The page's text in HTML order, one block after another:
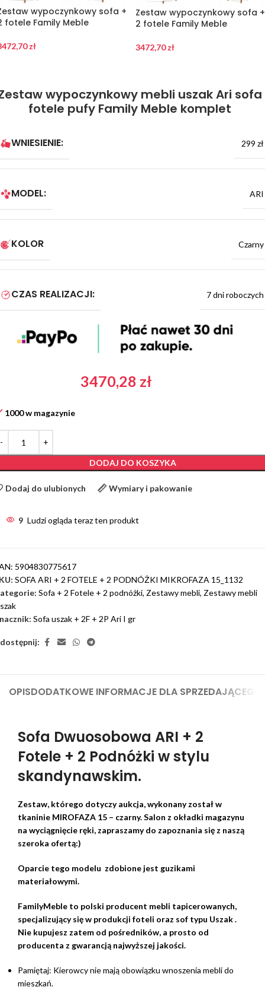
wypoczynkowy sofa +
fotele Family Meble
zł
Zestaw wypoczynkowy sofa +
2 fotele Family Meble
3472,70zł
wypoczynkowy mebli uszak Ari sofa
fotele pufy Family Meble komplet
WNIESIENIE: 299 zł
MODEL: ARI
KOLOR Czarny
CZAS REALIZACJI: 7 dni roboczych
3470,28 zł
1000 w magazynie
DODAJ DO KOSZYKA
Dodaj do ulubionych Wymiary i pakowanie
9 Ludzi ogląda teraz ten produkt
5904830775617
SOFA ARI + 2 FOTELE + 2 PODNÓŻKI MIKROFAZA 15_1132
Sofa + 2 Fotele + 2 podnóżki, Zestawy mebli, Zestawy mebli
Sofa uszak + 2F + 2P Ari I gr
OPISDODATKOWE INFORMACJE DLA SPRZEDAJĄCEGO
Sofa Dwuosobowa ARI + 2
Fotele + 2 Podnóżki w stylu
skandynawskim.
Zestaw, którego dotyczy aukcja, wykonany został w
tkaninie MIROFAZA 15 – czarny. Salon z okładki magazynu
na wyciągnięcie ręki, zapraszamy do zapoznania się z naszą
szeroka ofertą:)
Oparcie tego modelu zdobione jest guzikami
materiałowymi.
FamilyMeble to polski producent mebli tapicerowanych,
specjalizujący się w produkcji foteli oraz sof typu Uszak .
Nie kupujesz zatem od pośredników, a prosto od
producenta z gwarancją najwyższej jakości.
Pamiętaj: Kierowcy nie mają obowiązku wnoszenia mebli do
mieszkań.